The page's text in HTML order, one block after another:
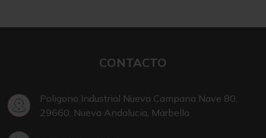
CONTACTO
Poligono Industrial Nueva Campana Nave 80,
29660, Nueva Andalucia, Marbella